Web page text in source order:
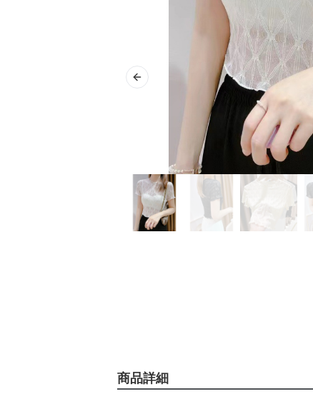
Previous slide
商品詳細